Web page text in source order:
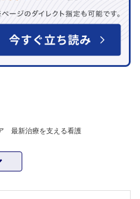
最新治療を支える看護
おけるアトピー性皮膚炎の患者指導……